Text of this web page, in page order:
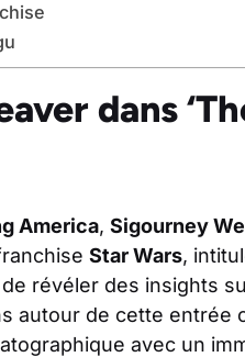
dans
America, Sigourney
Star Wars,
révéler des insights
autour de cette entrée
avec un